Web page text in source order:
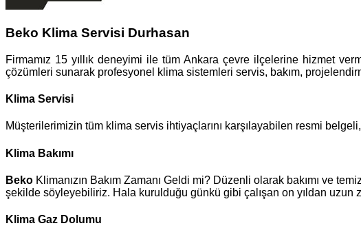
Beko Klima Servisi Durhasan
Firmamız 15 yıllık deneyimi ile tüm Ankara çevre ilçelerine hizmet
çözümleri sunarak profesyonel klima sistemleri servis, bakım,
Klima Servisi
Müşterilerimizin tüm klima servis ihtiyaçlarını karşılayabilen resmi
Klima Bakımı
Beko Klimanızın Bakım Zamanı Geldi mi? Düzenli olarak bakımı ve
şekilde söyleyebiliriz. Hala kurulduğu günkü gibi çalışan on yıldan uzun
Klima Gaz Dolumu